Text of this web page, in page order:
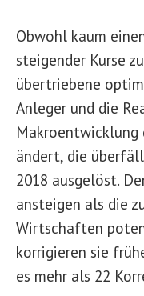
Obwohl kaum
steigender Kurse
übertriebene
Anleger und die
ändert, die
2018 ausgelöst.
ansteigen als die
Wirtschaften
korrigieren sie
es mehr als 22